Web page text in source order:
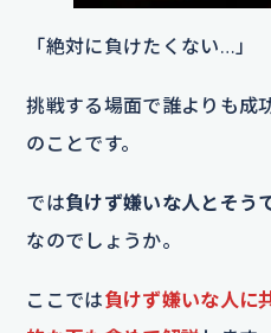
「絶対に負けたくない…」
挑戦する場面で誰よりも成
のことです。
では負けず嫌いな人とそう
なのでしょうか。
ここでは負けず嫌いな人に